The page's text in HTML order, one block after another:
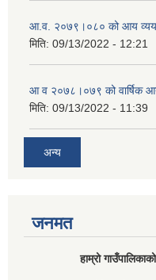
आ.व. २०७९।०८० को आय
मिति: 09/13/2022 - 12:21
आ‍ व २०७८।०७९ को वार्षिक
मिति: 09/13/2022 - 11:39
अन्य
जनमत
हाम्रो